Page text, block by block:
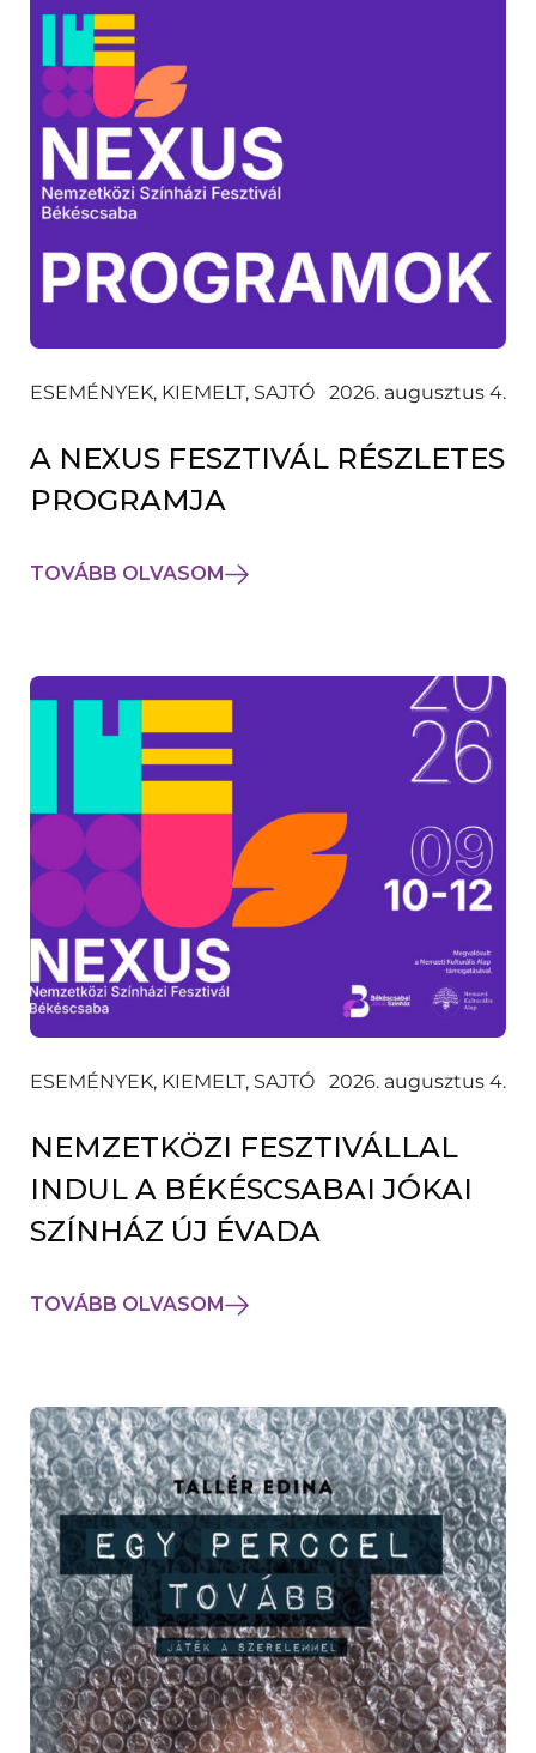
ESEMÉNYEK, KIEMELT, SAJTÓ 2026. augusztus 4.
A NEXUS FESZTIVÁL RÉSZLETES
PROGRAMJA
TOVÁBB OLVASOM
ESEMÉNYEK, KIEMELT, SAJTÓ 2026. augusztus 4.
NEMZETKÖZI FESZTIVÁLLAL
INDUL A BÉKÉSCSABAI JÓKAI
SZÍNHÁZ ÚJ ÉVADA
TOVÁBB OLVASOM